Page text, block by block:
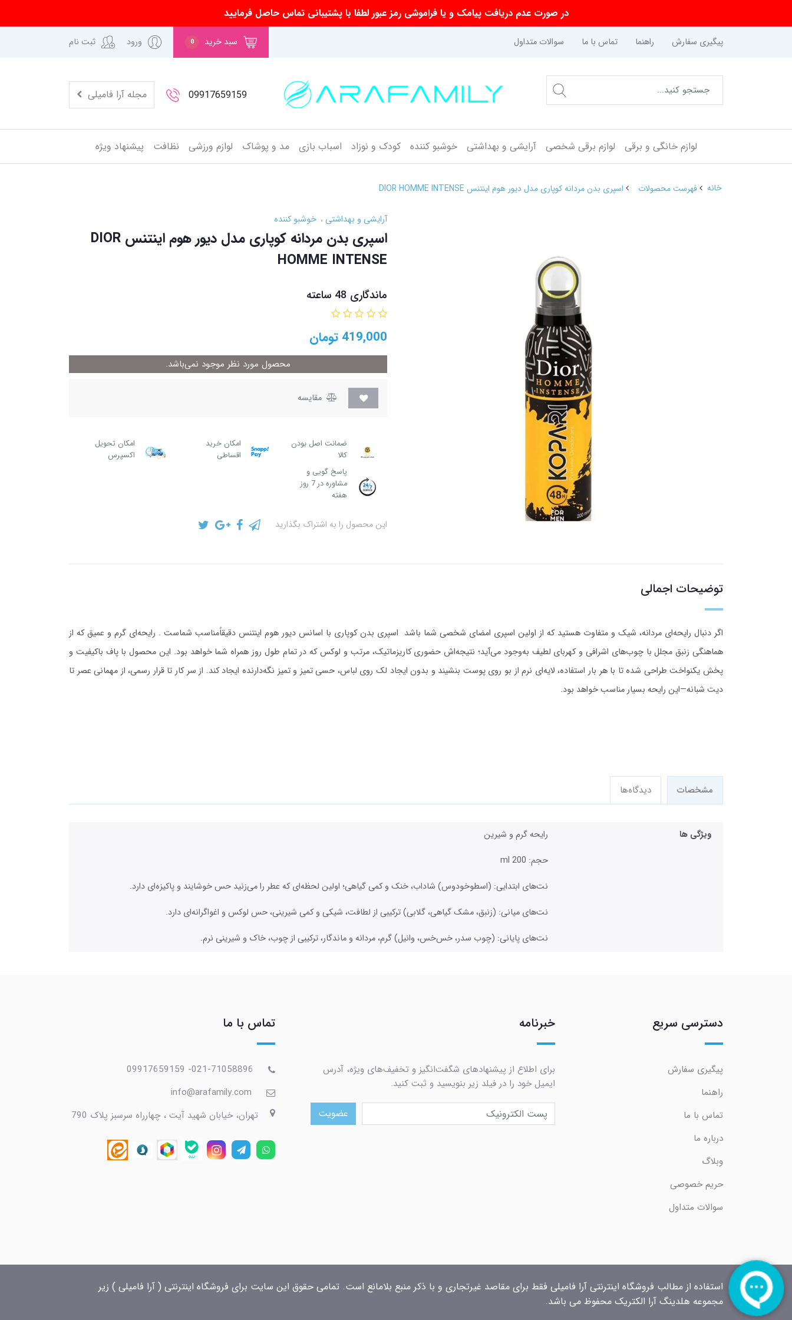
در صورت عدم دریافت پیامک و یا فراموشی رمز عبور لطفا با پشتیبانی تماس حاصل فرمایید
پیگیری سفارش راهنما تماس با ما سوالات متداول سبد خرید 0 ورود ثبت نام
09917659159 مجله آرا فامیلی
لوازم خانگی و برقی لوازم برقی شخصی آرایشی و بهداشتی خوشبو کننده کودک و نوزاد اسباب بازی مد و پوشاک لوازم ورزشی نظافت پیشنهاد ویژه
خانه فهرست محصولات اسپری بدن مردانه کوپاری مدل دیور هوم اینتنس DIOR HOMME INTENSE
آرایشی و بهداشتی خوشبو کننده
اسپری بدن مردانه کوپاری مدل دیور هوم اینتنس DIOR
HOMME INTENSE
ماندگاری 48 ساعته
419,000 تومان
محصول مورد نظر موجود نمی‌باشد.
مقایسه
ضمانت اصل بودن
کالا
امکان خرید
اقساطی
امکان تحویل
اکسپرس
پاسخ گویی و
مشاوره در 7 روز
هفته
این محصول را به اشتراک بگذارید
توضیحات اجمالی
اگر دنبال رایحه‌ای مردانه، شیک و متفاوت هستید که از اولین اسپری امضای شخصی‌ شما باشد اسپری بدن کوپاری با اسانس دیور هوم اینتنس دقیقاًمناسب شماست . رایحه‌ای گرم و عمیق که از
هماهنگی زنبق مجلل با چوب‌های اشرافی و کهربای لطیف به‌وجود می‌آید؛ نتیجه‌اش حضوری کاریزماتیک، مرتب و لوکس که در تمام طول روز همراه شما خواهد بود. این محصول با پاف باکیفیت و
پخش یکنواخت طراحی شده تا با هر بار استفاده، لایه‌ای نرم از بو روی پوست بنشیند و بدون ایجاد لک روی لباس، حسی تمیز و تمیز نگه‌دارنده ایجاد کند. از سر کار تا قرار رسمی، از مهمانی عصر تا
دیت شبانه—این رایحه بسیار مناسب خواهد بود.
مشخصات دیدگاه‌ها
ویژگی ها
رایحه گرم و شیرین
حجم: 200 ml
نت‌های ابتدایی: (اسطوخودوس) شاداب، خنک و کمی گیاهی؛ اولین لحظه‌ای که عطر را می‌زنید حس خوشایند و پاکیزه‌ای دارد.
نت‌های میانی: (زنبق، مشک گیاهی، گلابی) ترکیبی از لطافت، شیکی و کمی شیرینی، حس لوکس و اغواگرانه‌ای دارد.
نت‌های پایانی: (چوب سدر، خس‌خس، وانیل) گرم، مردانه و ماندگار، ترکیبی از چوب، خاک و شیرینی نرم.
دسترسی سریع
پیگیری سفارش
راهنما
تماس با ما
درباره ما
وبلاگ
حریم خصوصی
سوالات متداول
خبرنامه
برای اطلاع از پیشنهادهای شگفت‌انگیز و تخفیف‌های ویژه، آدرس
ایمیل خود را در فیلد زیر بنویسید و ثبت کنید.
عضویت
تماس با ما
تهران، خیابان شهید آیت ، چهارراه سرسبز پلاک 790
استفاده از مطالب فروشگاه اینترنتی آرا فامیلی فقط برای مقاصد غیرتجاری و با ذکر منبع بلامانع است. تمامی حقوق این سایت برای فروشگاه اینترنتی ( آرا فامیلی ) زیر
مجموعه هلدینگ آرا الکتریک محفوظ می باشد.